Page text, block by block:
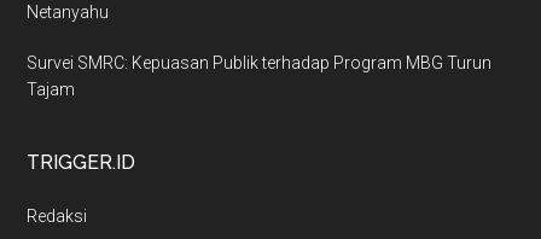
Netanyahu
Survei SMRC: Kepuasan Publik terhadap Program MBG Turun
Tajam
TRIGGER.ID
Redaksi